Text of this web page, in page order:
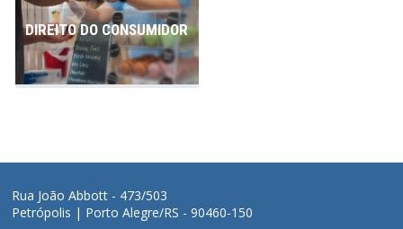
DIREITO DO CONSUMIDOR
Rua João Abbott - 473/503
Petrópolis | Porto Alegre/RS - 90460-150